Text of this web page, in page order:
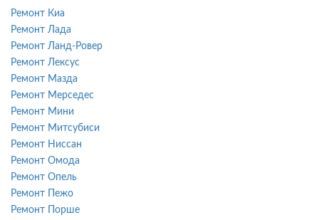
Ремонт Киа
Ремонт Лада
Ремонт Ланд-Ровер
Ремонт Лексус
Ремонт Мазда
Ремонт Мерседес
Ремонт Мини
Ремонт Митсубиси
Ремонт Ниссан
Ремонт Омода
Ремонт Опель
Ремонт Пежо
Ремонт Порше